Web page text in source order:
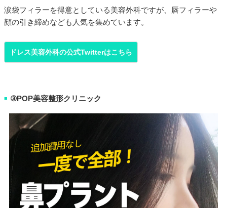
涙袋フィラーを得意としている美容外科ですが、唇フィラーや
顔の引き締めなども人気を集めています。
ドレス美容外科の公式Twitterはこちら
■ ③POP美容整形クリニック